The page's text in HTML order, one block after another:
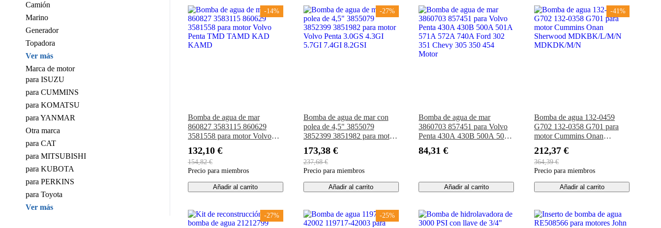
Camión
Marino
Generador
Topadora
Ver más
Marca de motor
para ISUZU
para CUMMINS
para KOMATSU
para YANMAR
Otra marca
para CAT
para MITSUBISHI
para KUBOTA
para PERKINS
para Toyota
Ver más
-14%
Bomba de agua de mar
860827 3583115 860629
3581558 para motor Volvo
KAMD
132,10 €
154,82 €
Precio para miembros
Añadir al carrito
-27%
Bomba de agua de mar con
polea de 4,5" 3855079
3852399 3851982 para motor
5.7GI 7.4GI 8.2GSI
173,38 €
237,68 €
Precio para miembros
Añadir al carrito
Bomba de agua de mar
3860703 857451 para Volvo
Penta 430A 430B 500A 501A
351 Chevy 305 350 454
84,31 €
Añadir al carrito
-41%
Bomba de agua 132-0459
G702 132-0358 G701 para
motor Cummins Onan
MDKDK/M/N
212,37 €
364,39 €
Precio para miembros
Añadir al carrito
-27% -25%